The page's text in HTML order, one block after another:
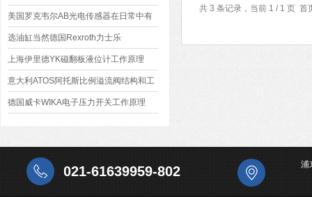
美国罗克韦尔AB光电传感器在日常中有
哪些分类和工作方式？
选油缸当然德国Rexroth力士乐
上海伊里德YK磁翻板液位计工作原理
意大利ATOS阿托斯比例溢流阀结构和工
作原理介绍
德国威卡WIKA电子压力开关工作原理
共 3 条记录，当前 1 / 1 页
021-61639959-802 浦